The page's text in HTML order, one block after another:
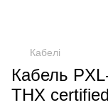
Кабелі
Кабель
THX